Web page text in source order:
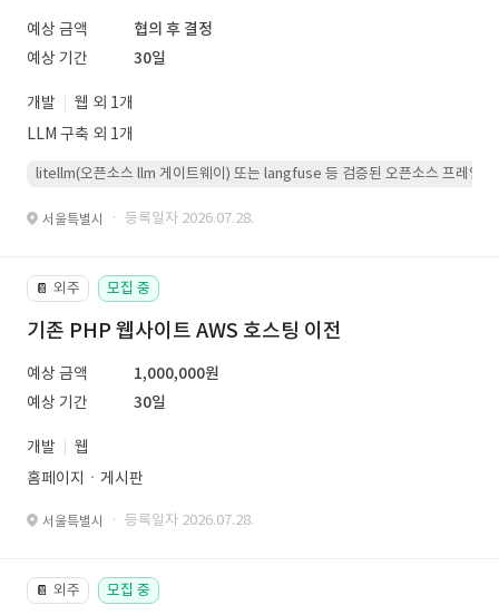
예상 금액
협의 후 결정
예상 기간
30일
개발
웹 외 1개
LLM 구축 외 1개
litellm(오픈소스 llm 게이트웨이) 또는 langfuse 등 검증된 오픈소스 프레임워
서울특별시 · 등록일자 2026.07.28.
📔 외주 모집 중
기존 PHP 웹사이트 AWS 호스팅 이전
예상 금액
1,000,000원
예상 기간
30일
개발
웹
홈페이지ㆍ게시판
서울특별시 · 등록일자 2026.07.28.
📔 외주 모집 중